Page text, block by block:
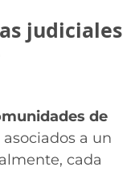
judiciales
de
a un
cada